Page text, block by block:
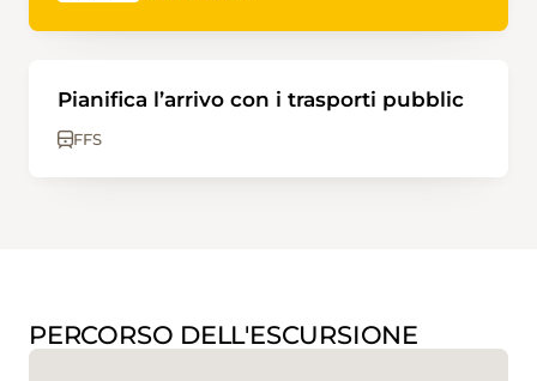
Pianifica l’arrivo con i trasporti pubblic
FFS
PERCORSO DELL'ESCURSIONE